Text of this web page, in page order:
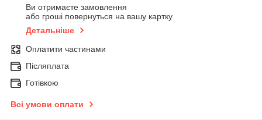
Ви отримаєте замовлення
або гроші повернуться на вашу картку
Детальніше
Оплатити частинами
Післяплата
Готівкою
Всі умови оплати